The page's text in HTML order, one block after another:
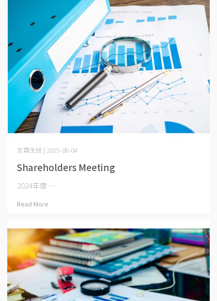
Shareholders Meeting
友霖生技 | 2025-08-04
2024年度 ⋯
Read More